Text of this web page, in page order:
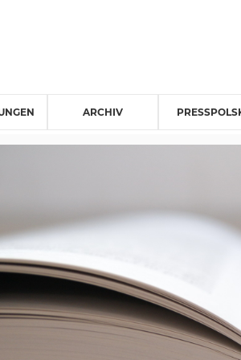
ARCHIV